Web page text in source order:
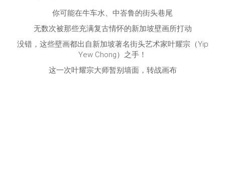
你可能在牛车水、中峇鲁的街头巷尾
无数次被那些充满复古情怀的新加坡壁画所打动
没错，这些壁画都出自新加坡著名街头艺术家叶耀宗（Yip
Yew Chong）之手！
这一次叶耀宗大师暂别墙面，转战画布